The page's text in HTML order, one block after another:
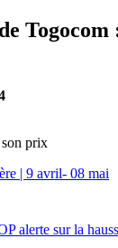
prix
alerte sur la